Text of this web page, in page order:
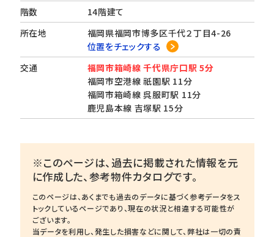
階数
14階建て
所在地
福岡県福岡市博多区千代２丁目4-26
位置をチェックする
交通
福岡市箱崎線 千代県庁口駅 5分
福岡市空港線 祇園駅 11分
福岡市箱崎線 呉服町駅 11分
鹿児島本線 吉塚駅 15分
※このページは、過去に掲載された情報を元
に作成した、参考物件カタログです。
このページは、あくまでも過去のデータに基づく参考データをス
トックしているページであり、現在の状況と相違する可能性が
ございます。
当データを利用し、発生した損害などに関して、弊社は一切の責